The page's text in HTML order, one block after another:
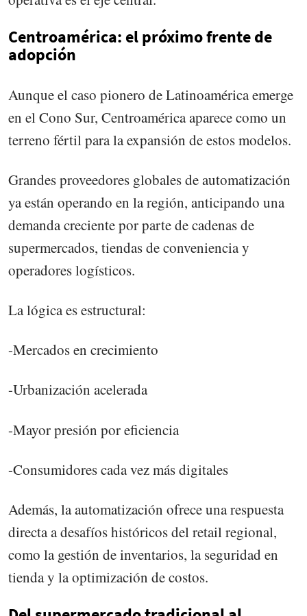
Centroamérica: el próximo frente de
adopción
Aunque el caso pionero de Latinoamérica emerge
en el Cono Sur, Centroamérica aparece como un
terreno fértil para la expansión de estos modelos.
Grandes proveedores globales de automatización
ya están operando en la región, anticipando una
demanda creciente por parte de cadenas de
supermercados, tiendas de conveniencia y
operadores logísticos.
La lógica es estructural:
-Mercados en crecimiento
-Urbanización acelerada
-Mayor presión por eficiencia
-Consumidores cada vez más digitales
Además, la automatización ofrece una respuesta
directa a desafíos históricos del retail regional,
como la gestión de inventarios, la seguridad en
tienda y la optimización de costos.